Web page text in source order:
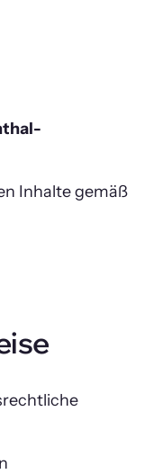
Inhalte gemäß